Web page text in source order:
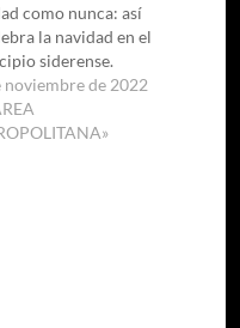
como nunca: así
la navidad en el
siderense.
noviembre de 2022